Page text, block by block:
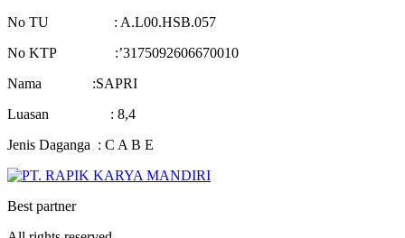
No TU : A.L00.HSB.057
No KTP :’3175092606670010
Nama :SAPRI
Luasan : 8,4
Jenis Daganga : C A B E
Best partner